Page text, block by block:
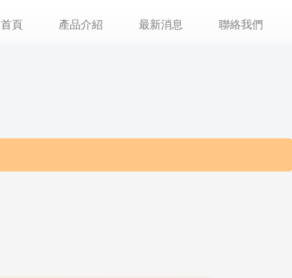
首頁 產品介紹 最新消息 聯絡我們